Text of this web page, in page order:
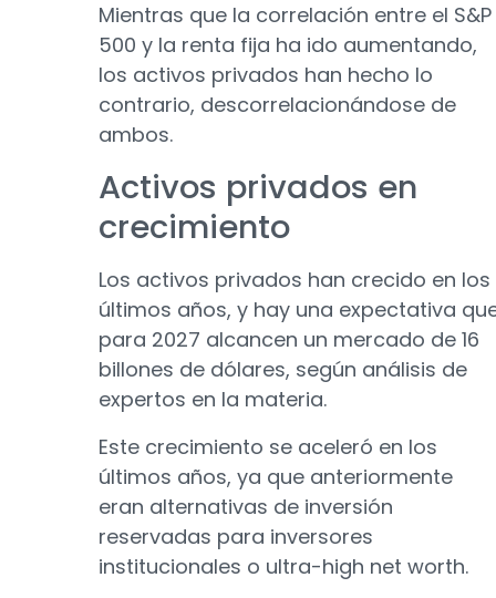
Mientras que la correlación entre el S&P
500 y la renta fija ha ido aumentando,
los activos privados han hecho lo
contrario, descorrelacionándose de
ambos.
Activos privados en
crecimiento
Los activos privados han crecido en los
últimos años, y hay una expectativa
para 2027 alcancen un mercado de 16
billones de dólares, según análisis de
expertos en la materia.
Este crecimiento se aceleró en los
últimos años, ya que anteriormente
eran alternativas de inversión
reservadas para inversores
institucionales o ultra-high net worth.